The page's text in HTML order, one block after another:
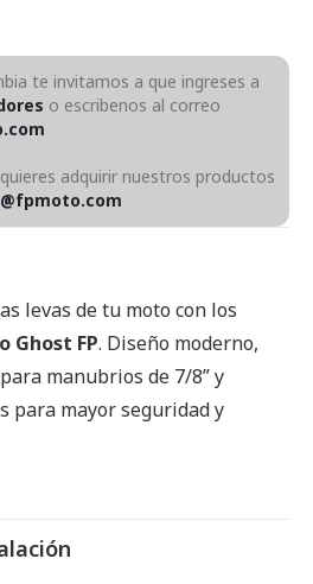
te invitamos a que ingreses a
o escribenos al correo
adquirir nuestros productos
levas de tu moto con los
Ghost FP. Diseño moderno,
manubrios de 7/8” y
para mayor seguridad y